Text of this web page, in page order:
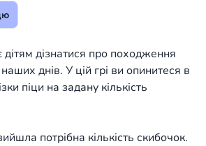
дізнатися про походження
днів. У цій грі ви опинитеся в
піци на задану кількість
потрібна кількість скибочок.